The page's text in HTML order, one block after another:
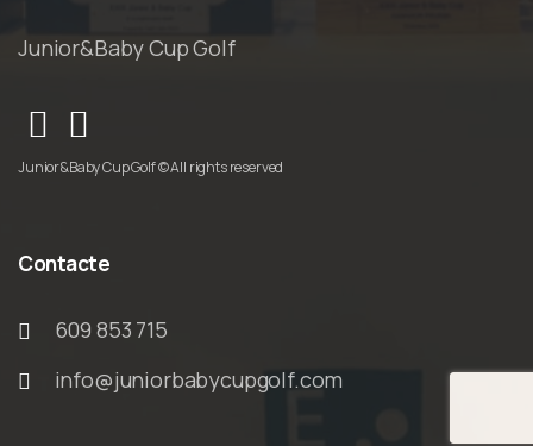
Junior&Baby Cup Golf
Junior&Baby Cup Golf © All rights reserved
Contacte
609 853 715
info@juniorbabycupgolf.com